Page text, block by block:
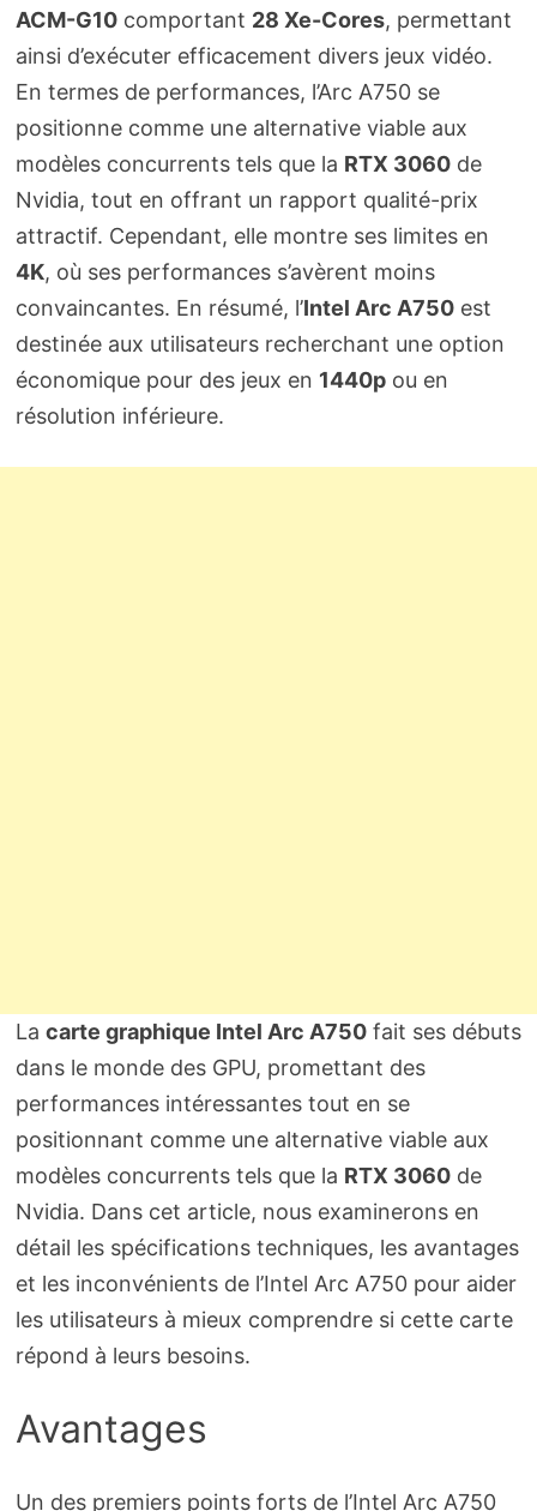
ACM-G10comportant 28 Xe-Cores, permettant
ainsi d’exécuter efficacement divers jeux vidéo.
En termes de performances, l’Arc A750 se
positionne comme une alternative viable aux
modèles concurrents tels que la RTX 3060de
Nvidia, tout en offrant un rapport qualité-prix
attractif. Cependant, elle montre ses limites en
4K, où ses performances s’avèrent moins
convaincantes. En résumé, l’Intel Arc A750est
destinée aux utilisateurs recherchant une option
économique pour des jeux en 1440pou en
résolution inférieure.
La carte graphique Intel Arc A750fait ses débuts
dans le monde des GPU, promettant des
performances intéressantes tout en se
positionnant comme une alternative viable aux
modèles concurrents tels que la RTX 3060de
Nvidia. Dans cet article, nous examinerons en
détail les spécifications techniques, les avantages
et les inconvénients de l’Intel Arc A750 pour aider
les utilisateurs à mieux comprendre si cette carte
répond à leurs besoins.
Avantages
Un des premiers points forts de l’Intel Arc A750